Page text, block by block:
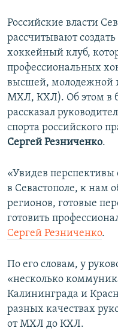
Российские власти
рассчитывают
хоккейный клуб,
профессиональных
высшей, молодежной
МХЛ, КХЛ). Об этом в
рассказал
спорта российского
Сергей Резниченко.
«Увидев перспективы
в Севастополе, к нам
регионов, готовые
готовить
Сергей Резниченко.
По его словам, у
«несколько
Калининграда и
разных качествах
от МХЛ до КХЛ.